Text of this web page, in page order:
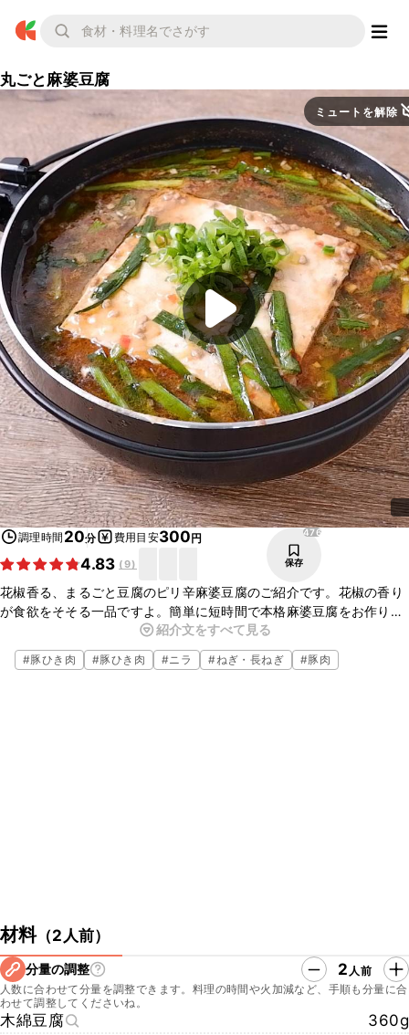
丸ごと麻婆豆腐
ミュートを解除
調理時間 20分 費用目安300円
4.83 (9)
476
保存
花椒香る、まるごと豆腐のピリ辛麻婆豆腐のご紹介です。花椒の香り
が食欲をそそる一品ですよ。簡単に短時間で本格麻婆豆腐をお作りい
ただけますよ。ごはんとの相性もピッタリですし、おつまみにもおす
すめです。ぜひ作ってみてくださいね。
紹介文をすべて見る
#豚ひき肉 #豚ひき肉 #ニラ #ねぎ・長ねぎ #豚肉
材料（2人前）
分量の調整 2 人前
人数に合わせて分量を調整できます。料理の時間や火加減など、手順も分量に合
わせて調整してくださいね。
木綿豆腐
360g